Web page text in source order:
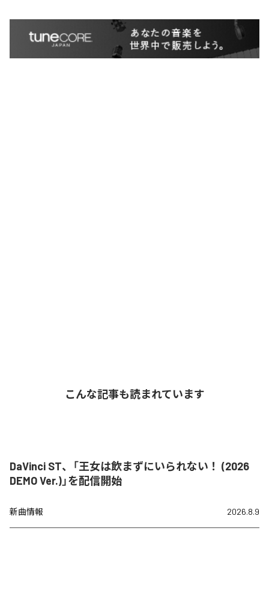
こんな記事も読まれています
DaVinci ST、「王女は飲まずにいられない！ (2026
DEMO Ver.)」を配信開始
新曲情報 2026.8.9